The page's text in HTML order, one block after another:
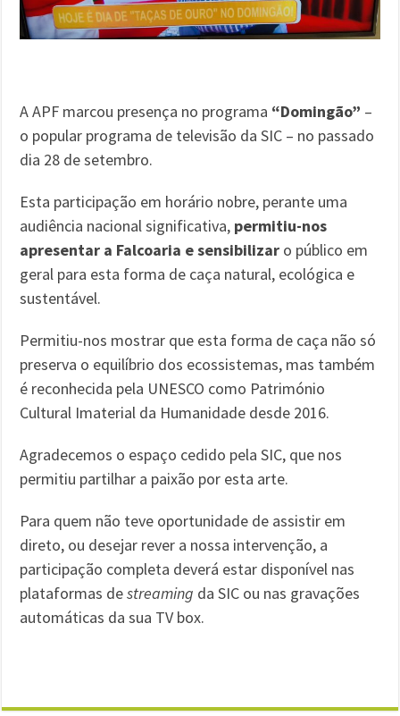
A APF marcou presença no programa “Domingão” –
o popular programa de televisão da SIC – no passado
dia 28 de setembro.
Esta participação em horário nobre, perante uma
audiência nacional significativa, permitiu-nos
apresentar a Falcoaria e sensibilizar o público em
geral para esta forma de caça natural, ecológica e
sustentável.
Permitiu-nos mostrar que esta forma de caça não só
preserva o equilíbrio dos ecossistemas, mas também
é reconhecida pela UNESCO como Património
Cultural Imaterial da Humanidade desde 2016.
Agradecemos o espaço cedido pela SIC, que nos
permitiu partilhar a paixão por esta arte.
Para quem não teve oportunidade de assistir em
direto, ou desejar rever a nossa intervenção, a
participação completa deverá estar disponível nas
plataformas destreaming da SIC ou nas gravações
automáticas da sua TV box.